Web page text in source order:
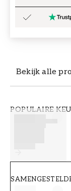
Bekijk alle
POPULAIRE